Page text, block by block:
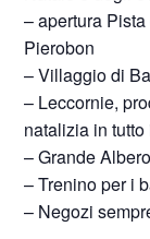
– apertura
Pierobon
– Villaggio di
– Leccornie,
natalizia in
– Grande
– Trenino per i
– Negozi